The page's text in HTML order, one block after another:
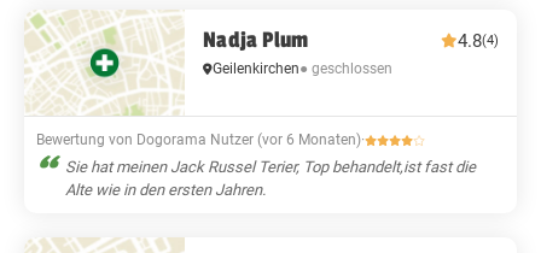
Nadja Plum 4.8(4)
Geilenkirchen● geschlossen
Bewertung von Dogorama Nutzer (vor 6 Monaten)·
Sie hat meinen Jack Russel Terier, Top behandelt,ist fast die
Alte wie in den ersten Jahren.